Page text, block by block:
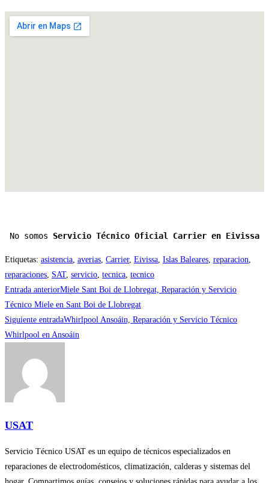
No somos Servicio Técnico Oficial Carrier en Eivissa
Etiquetas: asistencia, averias, Carrier, Eivissa, Islas Baleares, reparacion,
reparaciones, SAT, servicio, tecnica, tecnico
Leer
más
artículos
Entrada anteriorMiele Sant Boi de Llobregat, Reparación y Servicio
Técnico Miele en Sant Boi de Llobregat
Siguiente entradaWhirlpool Ansoáin, Reparación y Servicio Técnico
Whirlpool en Ansoáin
USAT
Servicio Técnico USAT es un equipo de técnicos especializados en
reparaciones de electrodomésticos, climatización, calderas y sistemas del